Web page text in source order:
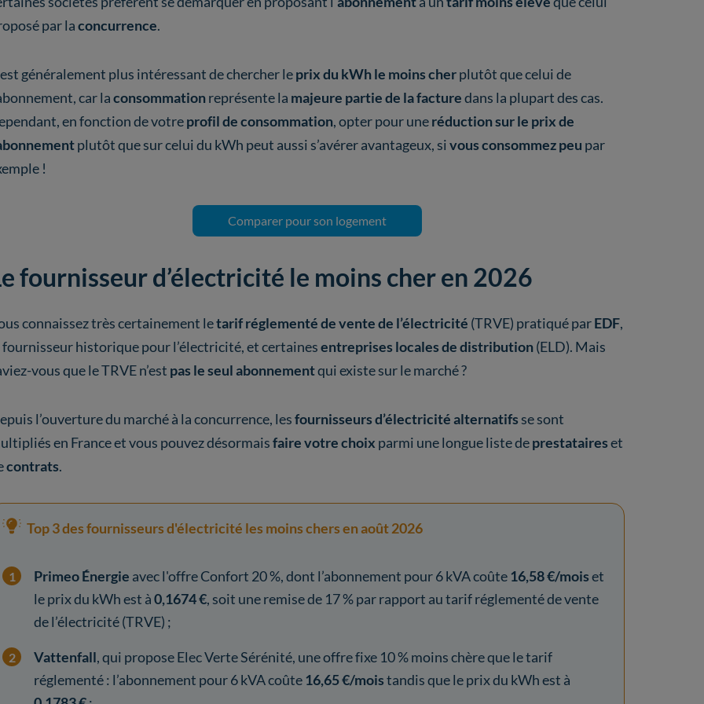
par laconcurrence.
généralement plus intéressant de chercher leprix du kWh le moins cherplutôt que celui de
car laconsommationreprésente la majeure partie de la facturedans la plupart des cas.
en fonction de votreprofil de consommation, opter pour uneréduction sur le prix de
plutôt que sur celui du kWh peut aussi s’avérer avantageux, sivous consommez peu par
!
Comparer pour son logement
fournisseur d’électricité le moins cher en 2026
connaissez très certainement letarif réglementé de vente de l’électricité (TRVE) pratiqué parEDF,
fournisseur historique pour l’électricité, et certainesentreprises locales de distribution(ELD). Mais
vous que le TRVE n’est pas le seul abonnementqui existe sur le marché ?
l’ouverture du marché à la concurrence, lesfournisseurs d’électricité alternatifs se sont
en France et vous pouvez désormaisfaire votre choix parmi une longue liste deprestataireset
contrats.
Top 3 des fournisseurs d'électricité les moins chers en août 2026
Primeo Énergie avec l'offre Confort 20 %, dont l’abonnement pour 6 kVA coûte16,58 €/moiset
le prix du kWh est à0,1674 €, soit une remise de 17 % par rapport au tarif réglementé de vente
de l’électricité (TRVE) ;
Vattenfall, qui propose Elec Verte Sérénité, une offre fixe 10 % moins chère que le tarif
réglementé : l’abonnement pour 6 kVA coûte16,65€/moistandis que le prix du kWh est à